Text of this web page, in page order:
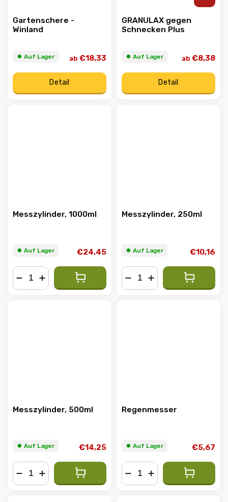
Gartenschere -
Winland
⏺︎ Auf Lager ab €18,33
Detail
GRANULAX gegen
Schnecken Plus
⏺︎ Auf Lager ab €8,38
Detail
Messzylinder, 1000ml
⏺︎ Auf Lager €24,45
Messzylinder, 250ml
⏺︎ Auf Lager €10,16
Messzylinder, 500ml
⏺︎ Auf Lager €14,25
Regenmesser
⏺︎ Auf Lager €5,67